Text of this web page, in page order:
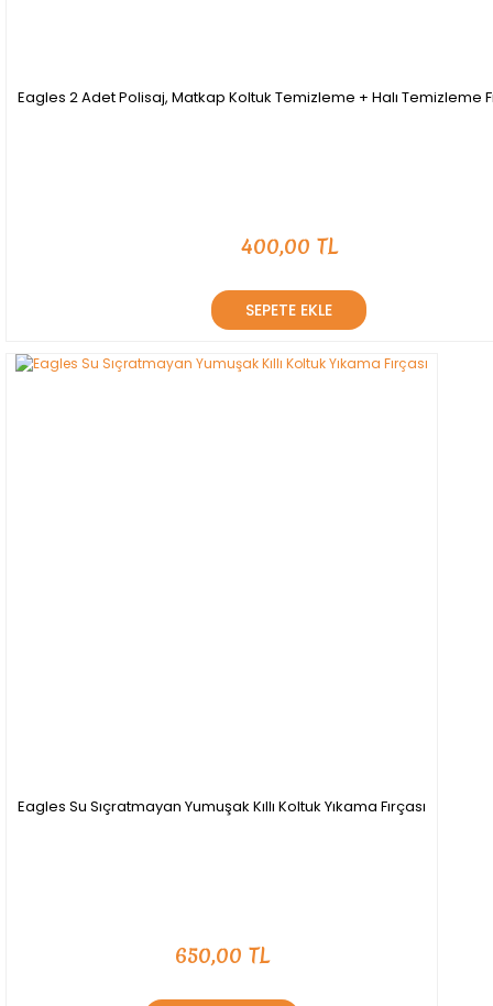
Eagles 2 Adet Polisaj, Matkap Koltuk Temizleme + Halı Temizleme
400,00 TL
SEPETE EKLE
Eagles Su Sıçratmayan Yumuşak Kıllı Koltuk Yıkama Fırçası
650,00 TL